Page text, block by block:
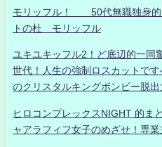
モリッフル！ 50代無職独身的
トの杜 モリッフル
ユキユキッフル2！ど底辺的一同
世代！人生の強制ロスカットで
のクリスタルキングボンビー脱出
ヒロコンプレックスNIGHT 的ま
ャアラフィフ女子のめざせ！専